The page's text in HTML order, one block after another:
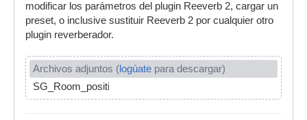
modificar los parámetros del plugin Reeverb 2, cargar un
preset, o inclusive sustituir Reeverb 2 por cualquier otro
plugin reverberador.
Archivos adjuntos (logúate para descargar)
SG_Room_position_reverb.fst